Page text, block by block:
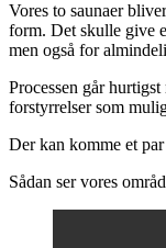
Vores to saunaer
form. Det skulle give
men også for
Processen går
forstyrrelser som
Der kan komme et
Sådan ser vores